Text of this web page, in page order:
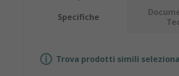
Specifiche
Trova prodotti simili